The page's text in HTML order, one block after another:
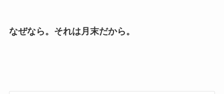
なぜなら。それは月末だから。